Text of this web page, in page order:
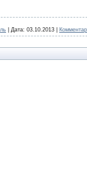
Дата: 03.10.2013